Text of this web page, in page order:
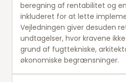
beregning af rentabilitet og
inkluderet for at lette
Vejledningen giver desuden
undtagelser, hvor kravene
grund af fugttekniske,
økonomiske begrænsninger.